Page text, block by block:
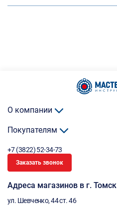
О компании
Покупателям
+7 (3822) 52-34-73
Заказать звонок
Адреса магазинов в г. Томск
ул. Шевченко, 44 ст. 46